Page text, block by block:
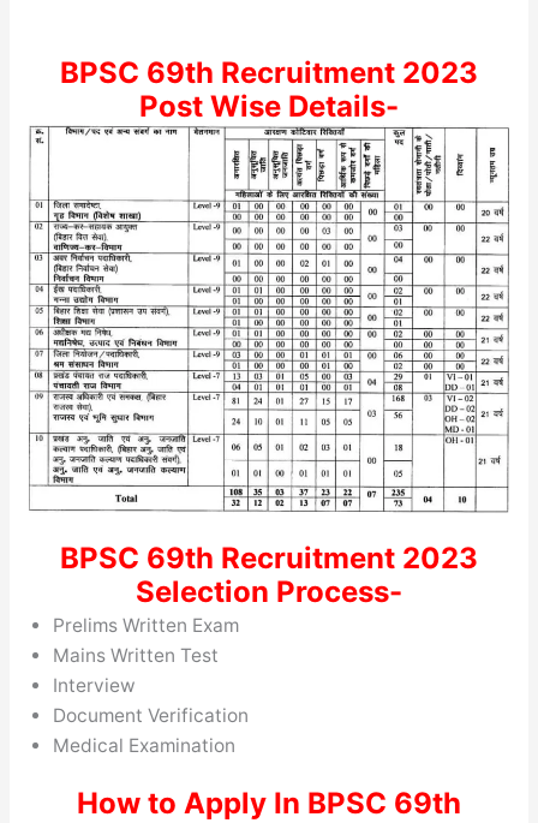
BPSC 69th Recruitment 2023
Post Wise Details-
BPSC 69th Recruitment 2023
Selection Process-
Prelims Written Exam
Mains Written Test
Interview
Document Verification
Medical Examination
How to Apply In BPSC 69th